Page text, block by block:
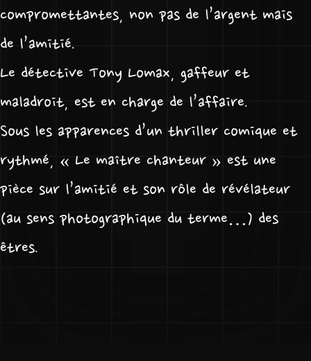
compromettantes, non pas de l’argent mais
de l’amitié.
Le détective Tony Lomax, gaffeur et
maladroit, est en charge de l’affaire.
Sous les apparences d’un thriller comique et
rythmé, « Le maître chanteur » est une
pièce sur l’amitié et son rôle de révélateur
(au sens photographique du terme…) des
êtres.